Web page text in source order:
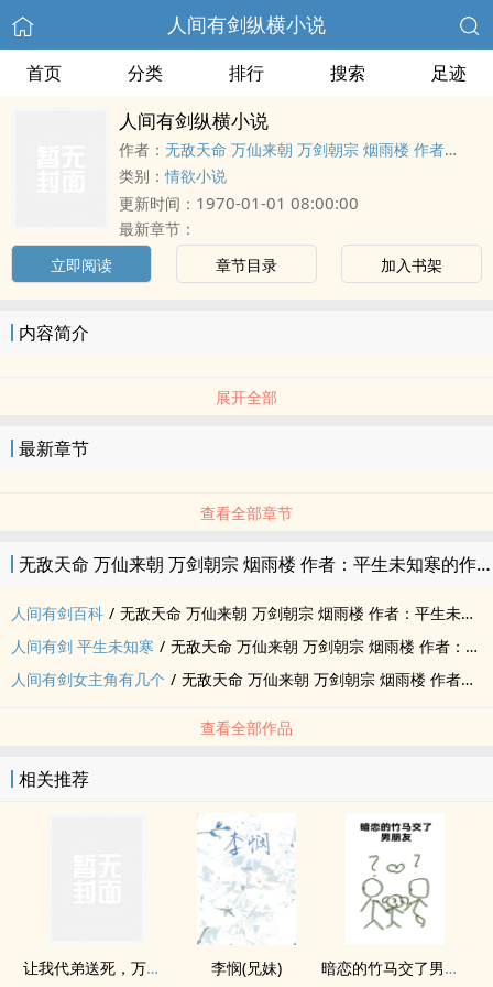
人间有剑纵横小说
首页 分类 排行 搜索 足迹
人间有剑纵横小说
作者： 无敌天命 万仙来朝 万剑朝宗 烟雨楼 作者：平生未知寒
类别：情欲小说
更新时间： 1970-01-01 08:00:00
最新章节：
立即阅读
章节目录 加入书架
内容简介
展开全部
最新章节
查看全部章节
无敌天命 万仙来朝 万剑朝宗 烟雨楼 作者：平生未知寒的作品
人间有剑百科 / 无敌天命 万仙来朝 万剑朝宗 烟雨楼 作者：平生未知寒
人间有剑 平生未知寒 / 无敌天命 万仙来朝 万剑朝宗 烟雨楼 作者：平生未知寒
人间有剑女主角有几个 / 无敌天命 万仙来朝 万剑朝宗 烟雨楼 作者：平生未知寒
查看全部作品
相关推荐
让我代弟送死，万兽窟中觉醒你哭什么？ 李悯(兄妹) 暗恋的竹马交了男朋友（bg，弯掰直，1v2）